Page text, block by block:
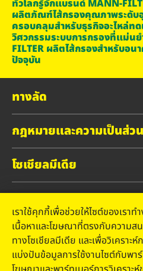
ทั่วโลกรู้จักแบรนด์ MANN-
ผลิตภัณฑ์ไส้กรองคุณภาพระดับ
ครอบคลุมสำหรับธุรกิจอะไหล่ท
วิศวกรรมระบบการกรองที่แม่น
FILTER ผลิตไส้กรองสำหรับอน
ปัจจุบัน
ทางลัด
MANN-FILTER แค็ตตาล็อก
MANN-FILTER ค้นหาผู้จำหน่าย
ติดต่อ
กฎหมายและความเป็นส่ว
ความเป็นส่วนตัว
ประกาศทางกฎหมาย
สำนักพิมพ์
โซเชียลมีเดีย
Instagram
YouTube
บริษัท มันน์ แอนด์ ฮุมเมิล (ประเท
เลขที่ 152 อาคารชาร์เตอร์ สแคว
สาทรเหนือ แขวงสีลม เขตบางรัก
เราใช้คุกกี้เพื่อช่วยให้ไซต์ของเรา
เนื้อหาและโฆษณาที่ตรงกับความส
ทางโซเชียลมีเดีย และเพื่อวิเคราะ
แบ่งปันข้อมูลการใช้งานไซต์กับพา